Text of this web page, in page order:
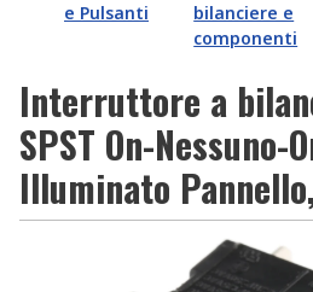
e Pulsanti
bilanciere e
componenti
Interruttore a
SPST On-Nessuno-
Illuminato